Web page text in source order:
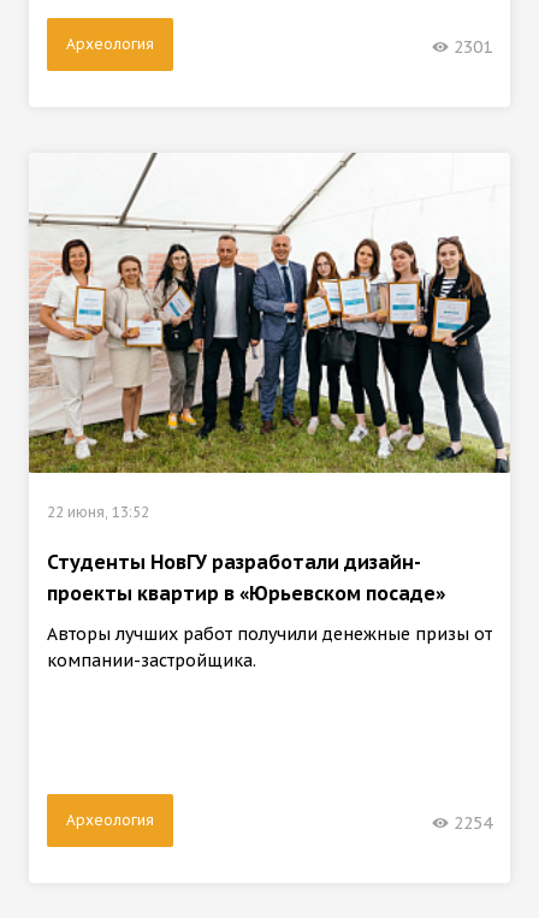
Археология 2301
22 июня, 13:52
Студенты НовГУ разработали дизайн-
проекты квартир в «Юрьевском посаде»
Авторы лучших работ получили денежные призы от
компании-застройщика.
Археология 2254